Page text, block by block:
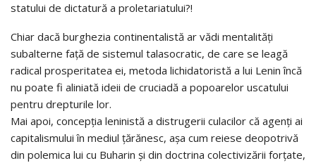
statului de dictatură a proletariatului?!
Chiar dacă burghezia continentalistă ar vădi mentalităţi
subalterne faţă de sistemul talasocratic, de care se leagă
radical prosperitatea ei, metoda lichidatoristă a lui Lenin încă
nu poate fi aliniată ideii de cruciadă a popoarelor uscatului
pentru drepturile lor.
Mai apoi, concepţia leninistă a distrugerii culacilor că agenţi ai
capitalismului în mediul ţărănesc, aşa cum reiese deopotrivă
din polemica lui cu Buharin şi din doctrina colectivizării forţate,